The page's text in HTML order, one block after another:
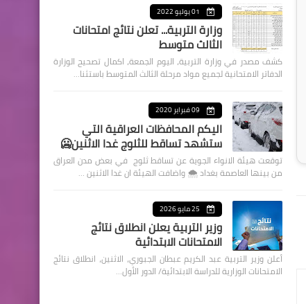
01 يوليو 2022
وزارة التربية... تعلن نتائج امتحانات
الثالث متوسط
كشف مصدر في وزارة التربية، اليوم الجمعة، اكمال تصحيح الوزارة
الدفاتر الامتحانية لجميع مواد مرحلة الثالث المتوسط باستثنا…
09 فبراير 2020
اليكم المحافظات العراقية التي
ستشهد تساقط للثلوج غدا الاثنين🥶
توقعت هيئة الانواء الجوية عن تساقط ثلوج في بعض مدن العراق
من بينها العاصمة بغداد ⁦🌨️⁩ واضافت الهيئة ان غدا الاثنين …
25 مايو 2026
وزير التربية يعلن انطلاق نتائج
الامتحانات الابتدائية
أعلن وزير التربية عبد الكريم عبطان الجبوري، الاثنين، انطلاق نتائج
الامتحانات الوزارية للدراسة الابتدائية/ الدور الأول…